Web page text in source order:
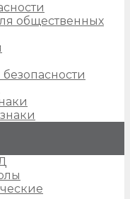
общественных